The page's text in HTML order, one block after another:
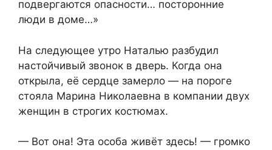
подвергаются опасности… посторонние
люди в доме…»
На следующее утро Наталью разбудил
настойчивый звонок в дверь. Когда она
открыла, её сердце замерло — на пороге
стояла Марина Николаевна в компании двух
женщин в строгих костюмах.
— Вот она! Эта особа живёт здесь! — громко